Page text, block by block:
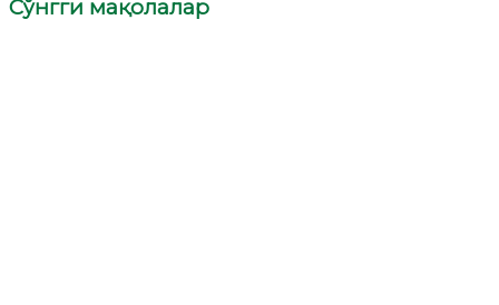
Сўнгги мақолалар